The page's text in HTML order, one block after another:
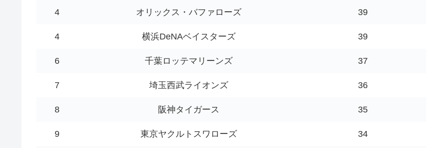
4 オリックス・バファローズ 39
4 横浜DeNAベイスターズ 39
6 千葉ロッテマリーンズ 37
7 埼玉西武ライオンズ 36
8 阪神タイガース 35
9 東京ヤクルトスワローズ 34